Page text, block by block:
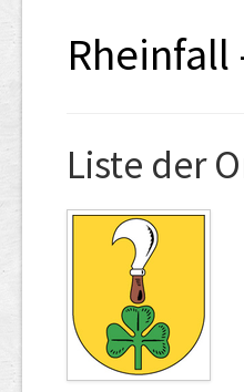
Rheinfall
Liste der